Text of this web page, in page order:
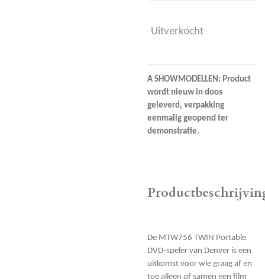
Uitverkocht
A SHOWMODELLEN: Product
wordt nieuw in doos
geleverd, verpakking
eenmalig geopend ter
demonstratie.
De MTW756 TWIN Portable
DVD-speler van Denver is een
uitkomst voor wie graag af en
toe alleen of samen een film